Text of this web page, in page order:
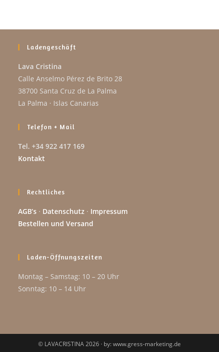
Ladengeschäft
Lava Cristina
Calle Anselmo Pérez de Brito 28
38700 Santa Cruz de La Palma
La Palma · Islas Canarias
Telefon + Mail
Tel. +34 922 417 169
Kontakt
Rechtliches
AGB’s · Datenschutz · Impressum
Bestellen und Versand
Laden-Öffnungszeiten
Montag – Samstag: 10 – 20 Uhr
Sonntag: 10 – 14 Uhr
© LAVACRISTINA 2026 · by: www.gress-marketing.de